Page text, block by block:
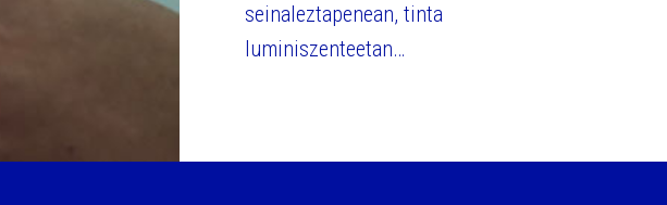
seinaleztapenean, tinta
luminiszenteetan…